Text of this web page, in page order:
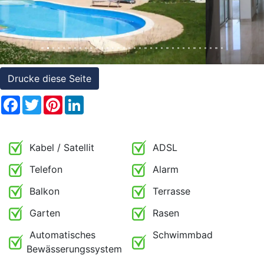
Referenzen
Immobilien
und
Steuerrecht
Drucke diese Seite
Facebook
TwitterPinterest
Kabel / Satellit
ADSL
Telefon
Alarm
Balkon
Terrasse
Garten
Rasen
Automatisches
Bewässerungssystem
Schwimmbad